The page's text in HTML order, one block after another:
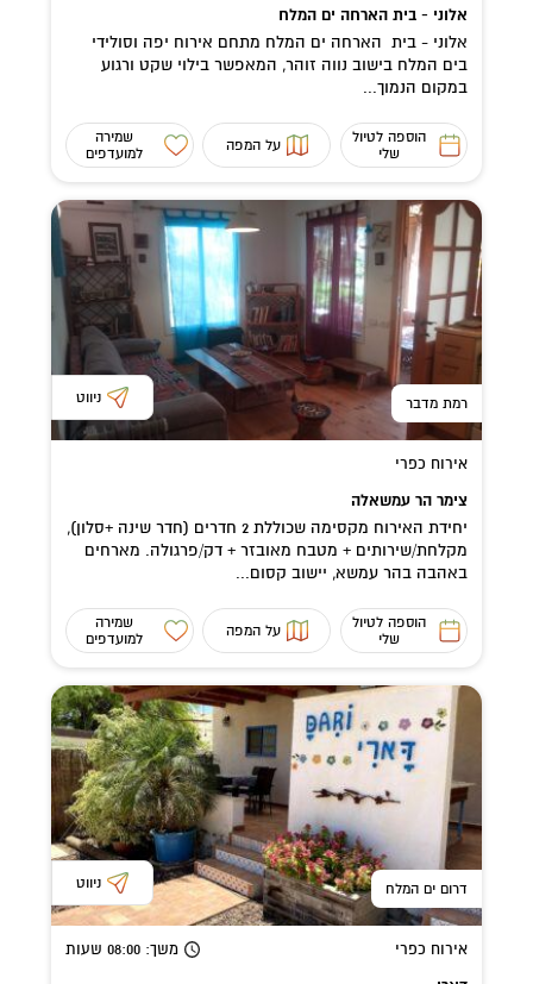
אלוני - בית הארחה ים המלח
אלוני - בית הארחה ים המלח מתחם אירוח יפה וסולידי
בים המלח בישוב נווה זוהר, המאפשר בילוי שקט ורגוע
במקום הנמוך...
הוספה לטיול
שלי
על המפה
שמירה
למועדפים
רמת מדבר ניווט
אירוח כפרי
צימר הר עמשאלה
יחידת האירוח מקסימה שכוללת 2 חדרים (חדר שינה +סלון),
מקלחת/שירותים + מטבח מאובזר + דק/פרגולה. מארחים
באהבה בהר עמשא, יישוב קסום...
הוספה לטיול
שלי
על המפה
שמירה
למועדפים
דרום ים המלח ניווט
אירוח כפרי משך: 08:00 שעות